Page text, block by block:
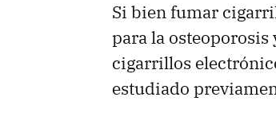
Si bien fumar
para la osteoporosis
cigarrillos
estudiado